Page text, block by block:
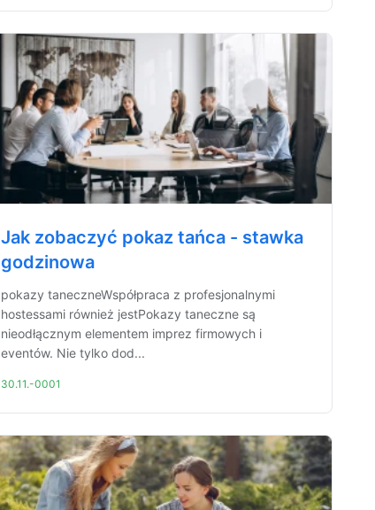
Jak zobaczyć pokaz tańca - stawka
godzinowa
pokazy taneczneWspółpraca z profesjonalnymi
hostessami również jestPokazy taneczne są
nieodłącznym elementem imprez firmowych i
eventów. Nie tylko dod...
30.11.-0001